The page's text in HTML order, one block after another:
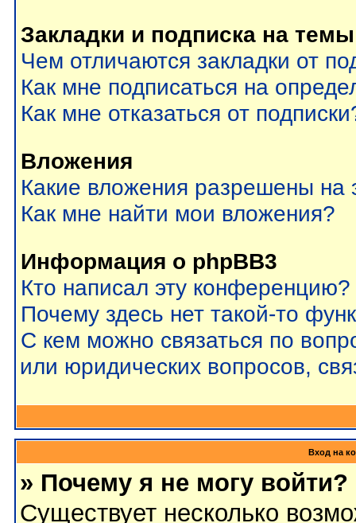
Закладки и подписка на темы
Чем отличаются закладки от
Как мне подписаться на
Как мне отказаться от
Вложения
Какие вложения разрешены на
Как мне найти мои вложения?
Информация о phpBB3
Кто написал эту конференцию?
Почему здесь нет такой-то
С кем можно связаться по
или юридических вопросов,
Вход на
» Почему я не могу войти?
Существует несколько